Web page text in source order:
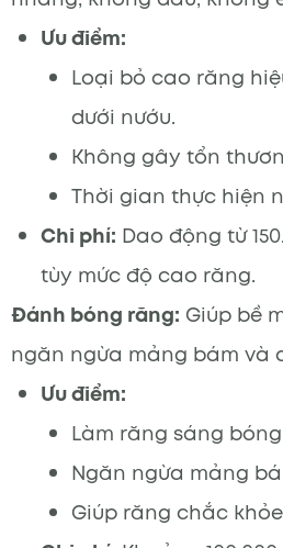
Ưu điểm:
Loại bỏ cao răng
dưới nướu.
Không gây tổn
Thời gian thực hiện
Chi phí: Dao động từ
tùy mức độ cao răng.
Đánh bóng răng: Giúp bề
ngăn ngừa mảng bám và
Ưu điểm:
Làm răng sáng
Ngăn ngừa mảng
Giúp răng chắc